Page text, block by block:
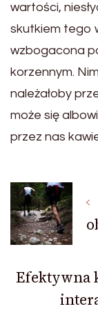
wartości,
skutkiem tego
wzbogacona
korzennym.
należałoby
może się
przez nas
Post
Efektywna